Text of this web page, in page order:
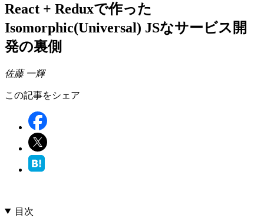
React + Reduxで作った
Isomorphic(Universal) JSなサービス開
発の裏側
佐藤 一輝
この記事をシェア
目次